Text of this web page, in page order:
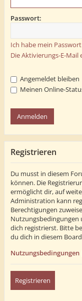
Passwort:
Ich habe mein
Die Aktivierungs-E-Mail
Angemeldet bleiben
Meinen Online-
Registrieren
Du musst in diesem
können. Die
ermöglicht dir, auf
Administration kann
Berechtigungen
Nutzungsbedingungen
dich registrierst. Bitte
du dich in diesem
Nutzungsbedingungen
Registrieren